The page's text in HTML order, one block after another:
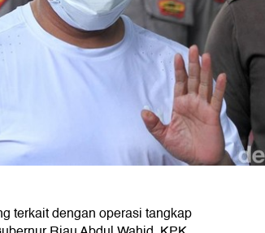
terkait dengan operasi tangkap